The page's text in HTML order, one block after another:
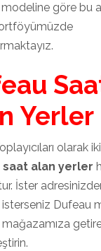
göre bu
Yerler
olarak
saat alan yerler
İster
Dufeau